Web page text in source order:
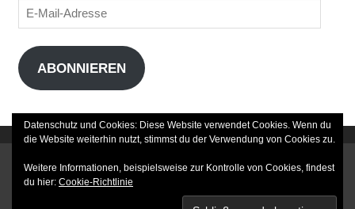
E-
Mail-
Adresse
ABONNIEREN
Datenschutz und Cookies: Diese Website verwendet Cookies. Wenn du
die Website weiterhin nutzt, stimmst du der Verwendung von Cookies zu.
Weitere Informationen, beispielsweise zur Kontrolle von Cookies, findest
du hier: Cookie-Richtlinie